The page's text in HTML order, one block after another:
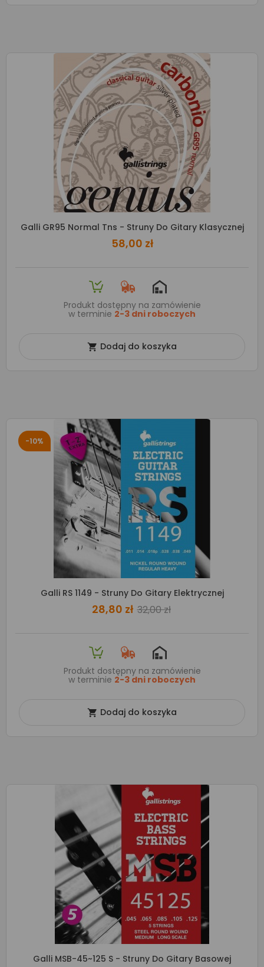
Galli GR95 Normal Tns - Struny Do Gitary Klasycznej
58,00 zł
Produkt dostępny na zamówienie
w terminie 2-3 dni roboczych
 Dodaj do koszyka
-10%
Galli RS 1149 - Struny Do Gitary Elektrycznej
28,80 zł 32,00 zł
Produkt dostępny na zamówienie
w terminie 2-3 dni roboczych
 Dodaj do koszyka
Galli MSB-45~125 S - Struny Do Gitary Basowej